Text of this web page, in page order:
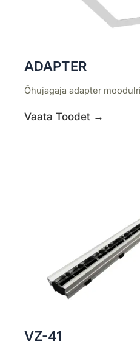
ADAPTER
Õhujagaja adapter
Vaata Toodet →
VZ-41